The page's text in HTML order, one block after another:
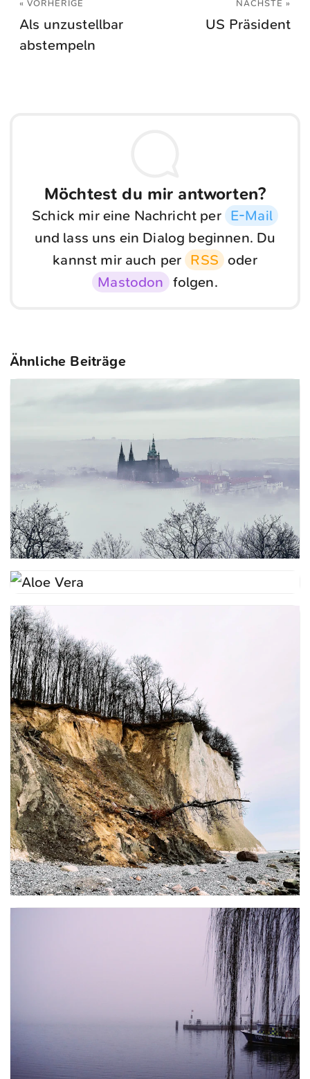
« VORHERIGE
Als unzustellbar
abstempeln
NÄCHSTE »
US Präsident
Möchtest du mir antworten?
Schick mir eine Nachricht per E-Mail
und lass uns ein Dialog beginnen. Du
kannst mir auch per RSS oder
Mastodon folgen.
Ähnliche Beiträge